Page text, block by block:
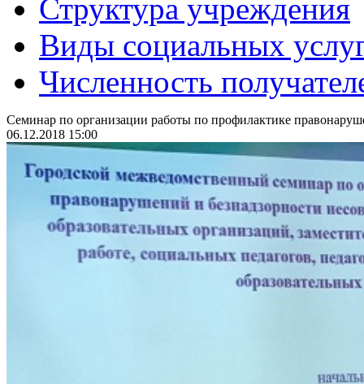
Структура учреждения
Виды социальных
Численность
Семинар по организации работы по профилактике
06.12.2018 15:00